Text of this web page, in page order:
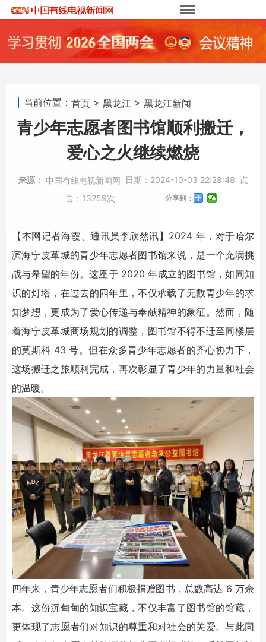
当前位置： 首页 > 黑龙江 > 黑龙江新闻
青少年志愿者图书馆顺利搬迁，
爱心之火继续燃烧
来源： 中国有线电视新闻网 日期： 2024-10-03 22:28:48
点
击： 13259次 分享到：
【本网记者海霞、通讯员李欣然讯】2024 年，对于哈尔
滨海宁皮革城的青少年志愿者图书馆来说，是一个充满挑
战与希望的年份。这座于 2020 年成立的图书馆，如同知
识的灯塔，在过去的四年里，不仅承载了无数青少年的求
知梦想，更成为了爱心传递与奉献精神的象征。然而，随
着海宁皮革城商场规划的调整，图书馆不得不迁至同楼层
的莫斯科 43 号。但在众多青少年志愿者的齐心协力下，
这场搬迁之旅顺利完成，再次彰显了青少年的力量和社会
的温暖。
四年来，青少年志愿者们积极捐赠图书，总数高达 6 万余
本。这份沉甸甸的知识宝藏，不仅丰富了图书馆的馆藏，
更体现了志愿者们对知识的尊重和对社会的关爱。与此同